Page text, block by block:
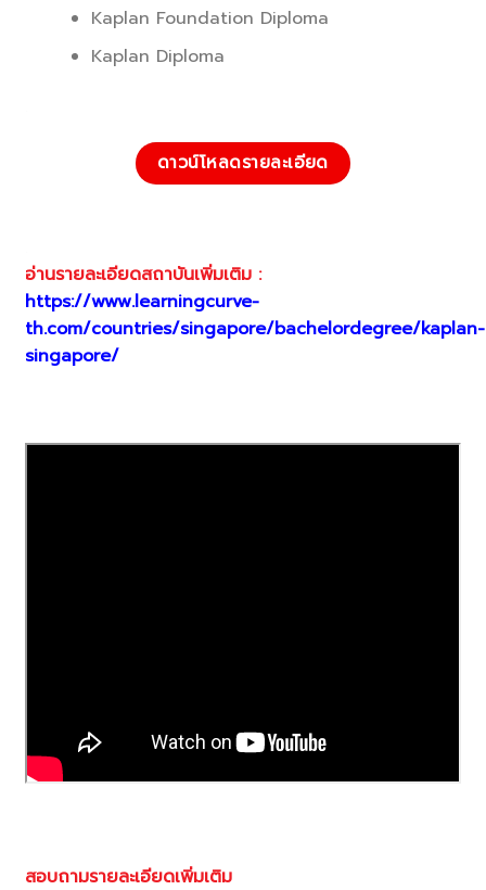
Kaplan Foundation Diploma
Kaplan Diploma
ดาวน์โหลดรายละเอียด
อ่านรายละเอียดสถาบันเพิ่มเติม :
https://www.learningcurve-
th.com/countries/singapore/bachelordegree/kaplan-
singapore/
สอบถามรายละเอียดเพิ่มเติม